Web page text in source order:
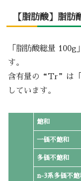
【脂肪酸】脂肪
「脂肪酸総量
す。
含有量の“Tr”は
しています。
飽和
一価不飽和
多価不飽和
n-3系多価不飽